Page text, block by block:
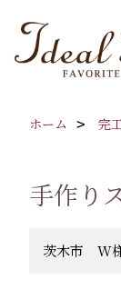
ホーム 完
手作り
茨木市 W